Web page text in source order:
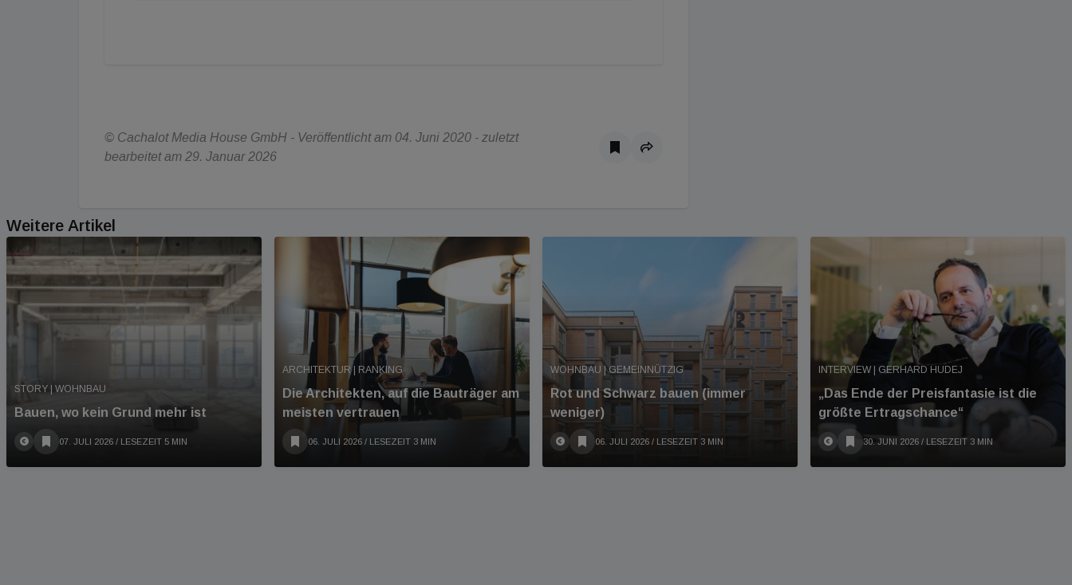
© Cachalot Media House GmbH - Veröffentlicht am 04. Juni 2020 - zuletzt
bearbeitet am 29. Januar 2026
Weitere Artikel
STORY | WOHNBAU
Bauen, wo kein Grund mehr ist
07. JULI 2026 / LESEZEIT 5 MIN
ARCHITEKTUR | RANKING
Die Architekten, auf die Bauträger am
meisten vertrauen
06. JULI 2026 / LESEZEIT 3 MIN
WOHNBAU | GEMEINNÜTZIG
Rot und Schwarz bauen (immer
weniger)
06. JULI 2026 / LESEZEIT 3 MIN
INTERVIEW | GERHARD HUDEJ
„Das Ende der Preisfantasie ist die
größte Ertragschance“
30. JUNI 2026 / LESEZEIT 3 MIN